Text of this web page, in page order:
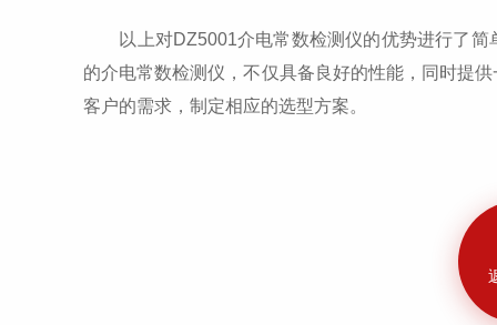
以上对DZ5001介电常数检测仪的优势进行了简
的介电常数检测仪，不仅具备良好的性能，同时提
客户的需求，制定相应的选型方案。